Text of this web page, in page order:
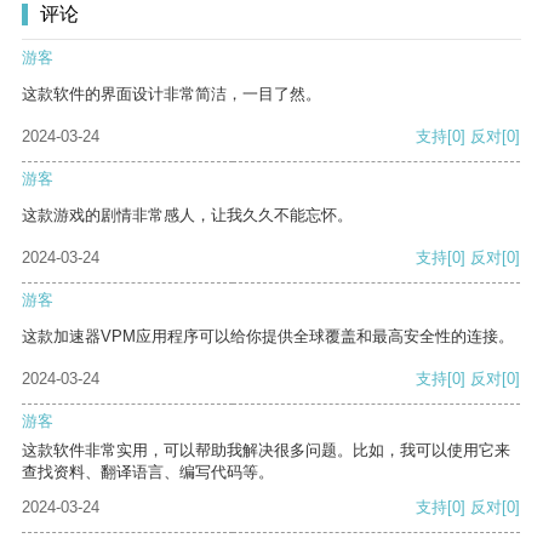
评论
游客
这款软件的界面设计非常简洁，一目了然。
2024-03-24 支持[0] 反对[0]
游客
这款游戏的剧情非常感人，让我久久不能忘怀。
2024-03-24 支持[0] 反对[0]
游客
这款加速器VPM应用程序可以给你提供全球覆盖和最高安全性的连接。
2024-03-24 支持[0] 反对[0]
游客
这款软件非常实用，可以帮助我解决很多问题。比如，我可以使用它来
查找资料、翻译语言、编写代码等。
2024-03-24
支持[0] 反对[0]